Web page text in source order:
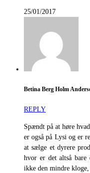
25/01/2017
Betina Berg Holm
REPLY
Spændt på at høre
er også på Lysi og er
at sælge et dyrere
hvor er det altså
ikke den mindre